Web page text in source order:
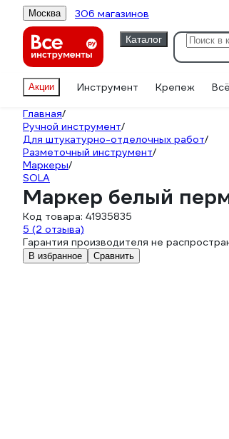
Москва 306 магазинов
Каталог
Акции Инструмент Крепеж
Главная/
Ручной инструмент/
Для штукатурно-отделочных работ/
Разметочный инструмент/
Маркеры/
SOLA
Маркер белый
Код товара: 41935835
5 (2 отзыва)
Гарантия производителя не
В избранное Сравнить